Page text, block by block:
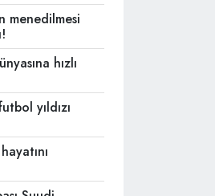
menedilmesi
hızlı
yıldızı